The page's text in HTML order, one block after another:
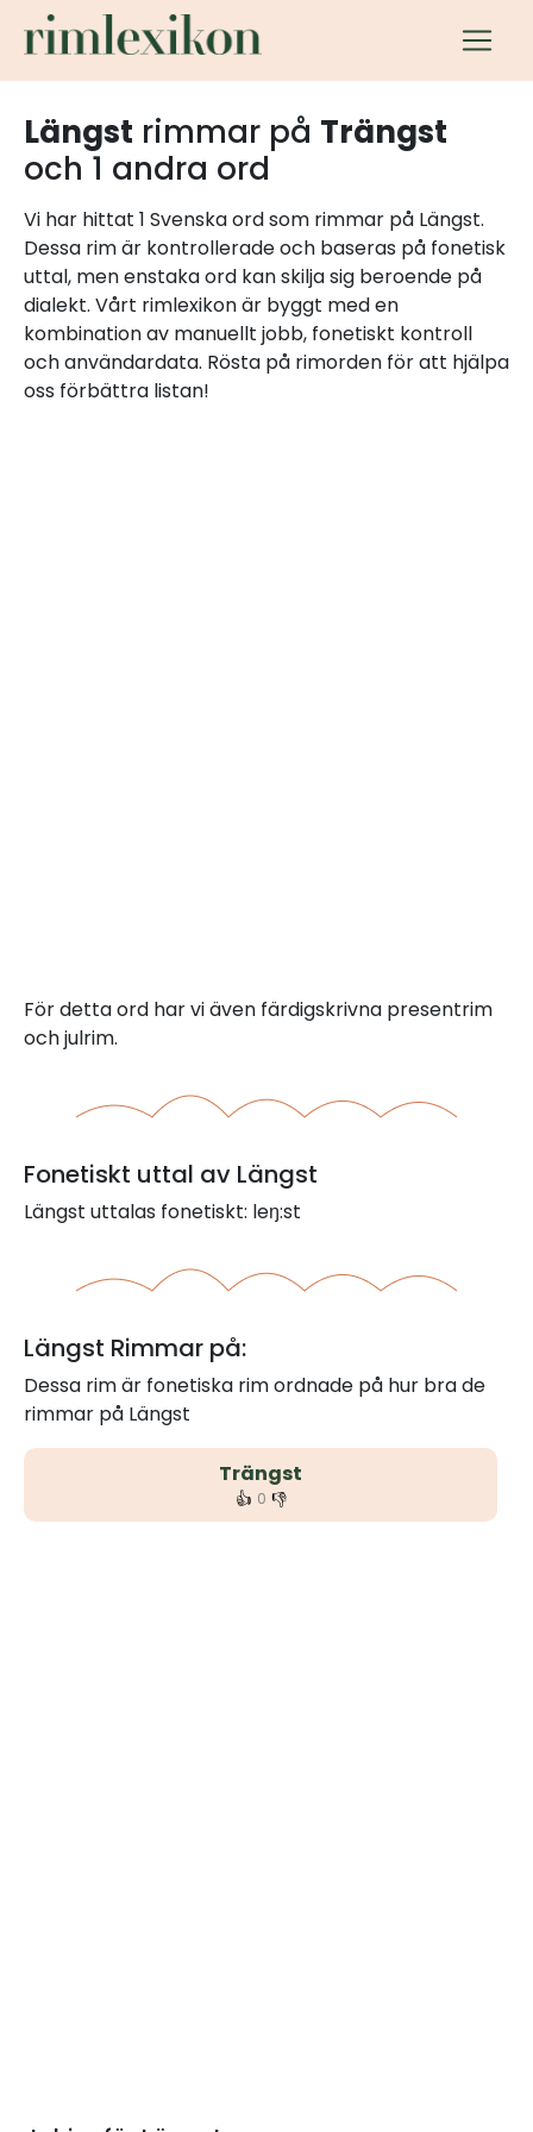
Längst rimmar på Trängst
och 1 andra ord
Vi har hittat 1 Svenska ord som rimmar på Längst.
Dessa rim är kontrollerade och baseras på fonetisk
uttal, men enstaka ord kan skilja sig beroende på
dialekt. Vårt rimlexikon är byggt med en
kombination av manuellt jobb, fonetiskt kontroll
och användardata. Rösta på rimorden för att hjälpa
oss förbättra listan!
För detta ord har vi även färdigskrivna presentrim
och julrim.
Fonetiskt uttal av Längst
Längst uttalas fonetiskt: leŋ:st
Längst Rimmar på:
Dessa rim är fonetiska rim ordnade på hur bra de
rimmar på Längst
Trängst
👍 0 👎